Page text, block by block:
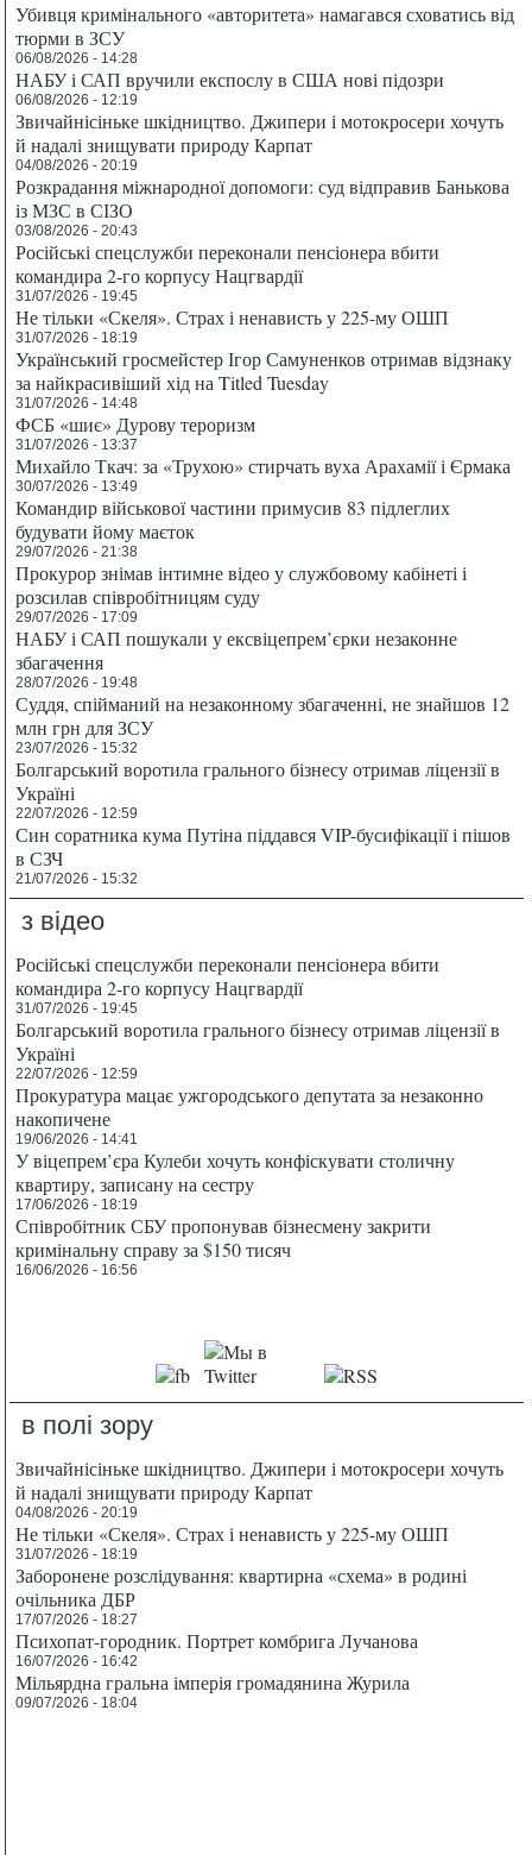
Убивця кримінального «авторитета» намагався сховатись від
тюрми в ЗСУ
06/08/2026 - 14:28
НАБУ і САП вручили експослу в США нові підозри
06/08/2026 - 12:19
Звичайнісіньке шкідництво. Джипери і мотокросери хочуть
й надалі знищувати природу Карпат
04/08/2026 - 20:19
Розкрадання міжнародної допомоги: суд відправив Банькова
із МЗС в СІЗО
03/08/2026 - 20:43
Російські спецслужби переконали пенсіонера вбити
командира 2-го корпусу Нацгвардії
31/07/2026 - 19:45
Не тільки «Скеля». Страх і ненависть у 225-му ОШП
31/07/2026 - 18:19
Український гросмейстер Ігор Самуненков отримав відзнаку
за найкрасивіший хід на Titled Tuesday
31/07/2026 - 14:48
ФСБ «шиє» Дурову тероризм
31/07/2026 - 13:37
Михайло Ткач: за «Трухою» стирчать вуха Арахамії і Єрмака
30/07/2026 - 13:49
Командир військової частини примусив 83 підлеглих
будувати йому маєток
29/07/2026 - 21:38
Прокурор знімав інтимне відео у службовому кабінеті і
розсилав співробітницям суду
29/07/2026 - 17:09
НАБУ і САП пошукали у ексвіцепрем’єрки незаконне
збагачення
28/07/2026 - 19:48
Суддя, спійманий на незаконному збагаченні, не знайшов 12
млн грн для ЗСУ
23/07/2026 - 15:32
Болгарський воротила грального бізнесу отримав ліцензії в
Україні
22/07/2026 - 12:59
Син соратника кума Путіна піддався VIP-бусифікації і пішов
в СЗЧ
21/07/2026 - 15:32
з відео
Російські спецслужби переконали пенсіонера вбити
командира 2-го корпусу Нацгвардії
31/07/2026 - 19:45
Болгарський воротила грального бізнесу отримав ліцензії в
Україні
22/07/2026 - 12:59
Прокуратура мацає ужгородського депутата за незаконно
накопичене
19/06/2026 - 14:41
У віцепрем’єра Кулеби хочуть конфіскувати столичну
квартиру, записану на сестру
17/06/2026 - 18:19
Співробітник СБУ пропонував бізнесмену закрити
кримінальну справу за $150 тисяч
16/06/2026 - 16:56
в полі зору
Звичайнісіньке шкідництво. Джипери і мотокросери хочуть
й надалі знищувати природу Карпат
04/08/2026 - 20:19
Не тільки «Скеля». Страх і ненависть у 225-му ОШП
31/07/2026 - 18:19
Заборонене розслідування: квартирна «схема» в родині
очільника ДБР
17/07/2026 - 18:27
Психопат-городник. Портрет комбрига Лучанова
16/07/2026 - 16:42
Мільярдна гральна імперія громадянина Журила
09/07/2026 - 18:04